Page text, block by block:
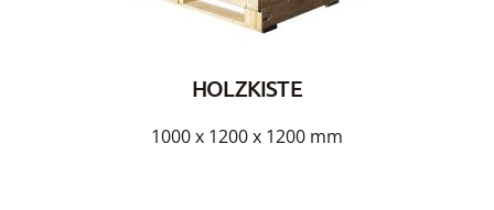
HOLZKISTE
1000 x 1200 x 1200 mm